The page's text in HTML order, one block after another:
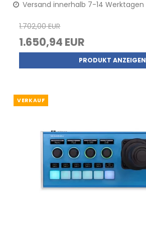
Versand innerhalb 7-14 Werktagen
1.702,00 EUR
1.650,94 EUR
PRODUKT ANZEIGEN
VERKAUF